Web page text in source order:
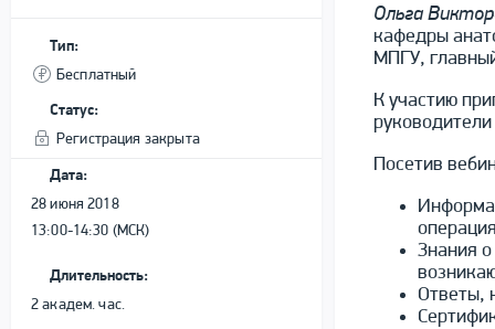
Тип:
Бесплатный
Статус:
Регистрация закрыта
Дата:
28 июня 2018
13:00-14:30 (МСК)
Длительность:
2 академ. час.
Ольга
кафедры
МПГУ,
К участию
Посетив
Знания
Ответы,